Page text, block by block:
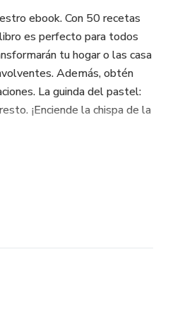
ebook. Con 50 recetas
es perfecto para todos
tu hogar o las casa
Además, obtén
La guinda del pastel:
¡Enciende la chispa de la